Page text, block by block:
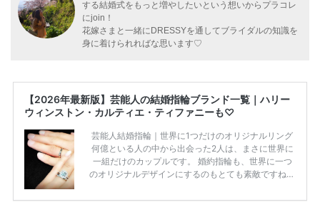
する結婚式をもっと増やしたいという想いからプラコレ
にjoin！
花嫁さまと一緒にDRESSYを通してブライダルの知識を
身に着けられればな思います♡
【2026年最新版】芸能人の結婚指輪ブランド一覧｜ハリー
ウィンストン・カルティエ・ティファニーも♡
芸能人結婚指輪｜世界に1つだけのオリジナルリング
何億といる人の中から出会った2人は、まさに世界に
一組だけのカップルです。 婚約指輪も、世界に一つ
のオリジナルデザインにするのもとても素敵ですね♡
のを形にするのも想い出になります。 上戸彩さん・H